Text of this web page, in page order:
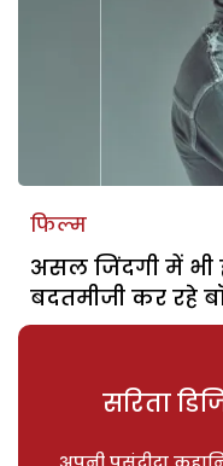
फिल्म
असल जिंदगी में भी
बदतमीजी कर रहे
सरिता